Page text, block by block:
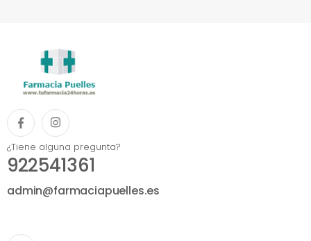
¿Tiene alguna pregunta?
922541361
admin@farmaciapuelles.es